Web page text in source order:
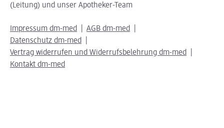
(Leitung) und unser Apotheker-Team
Impressum dm-med
AGB dm-med
Datenschutz dm-med
Vertrag widerrufen und Widerrufsbelehrung dm-med
Kontakt dm-med